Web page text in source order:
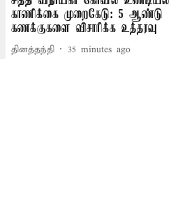
காணிக்கை முறைகேடு: 5 ஆண்டு
கணக்குகளை விசாரிக்க உத்தரவு
தினத்தந்தி 35 minutes ago